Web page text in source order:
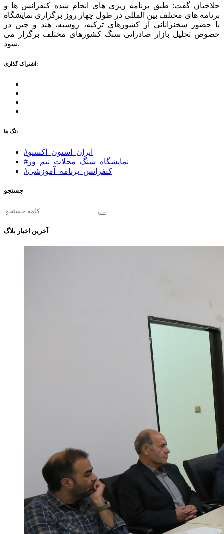
حلاجیان گفت: طبق برنامه ریزی های انجام شده کنفرانس ها و
برنامه های مختلف بین المللی در طول چهار روز برگزاری نمایشگاه
با حضور سخنرانانی از کشورهای ترکیه، روسیه، هند و چین در
خصوص تحلیل بازار صادراتی سنگ کشورهای مختلف برگزار می
شود.
اشتراک گذاری:
تگ ها:
#ایران_استون_اکسپو
#نمایشگاه_سنگ_محلات_نیم_ور
#کنفرانس_برنامه_آموزشی
جستجو
آخرین اخبار بلاگ